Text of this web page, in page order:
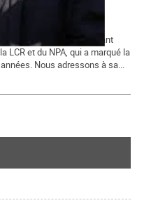
d'Alain Krivine, militant
LCR et du NPA, qui a marqué la
Nous adressons à sa...